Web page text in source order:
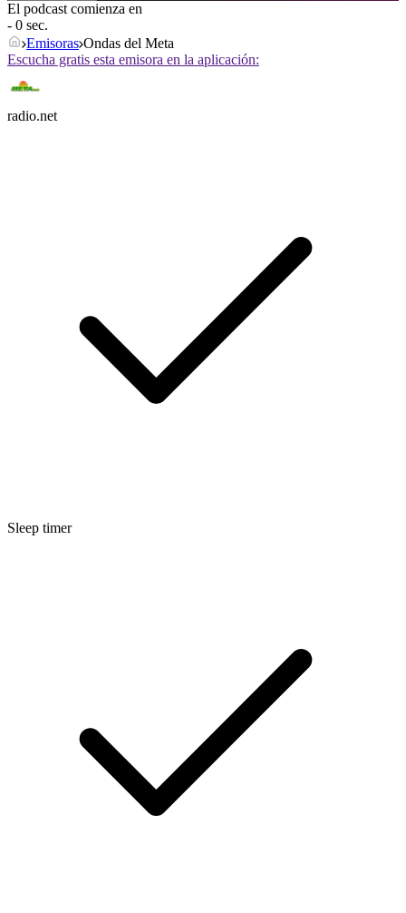
El podcast comienza en
- 0 sec.
Emisoras Ondas del Meta
Escucha gratis esta emisora en la aplicación:
radio.net
Sleep timer